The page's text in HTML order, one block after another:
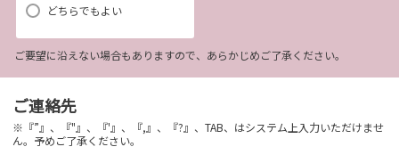
どちらでもよい
ご要望に沿えない場合もありますので、あらかじめご了承ください。
ご連絡先
※『”』、『"』、『'』、『,』、『?』、TAB、はシステム上入力いただけませ
ん。予めご了承ください。